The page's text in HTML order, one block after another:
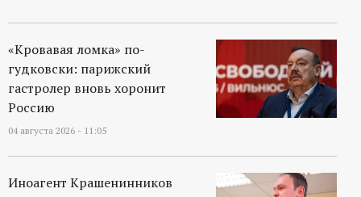
«Кровавая ломка» по-
гудковски: парижский
гастролер вновь хоронит
Россию
04 августа 2026 - 11:05
Иноагент Крашенинников